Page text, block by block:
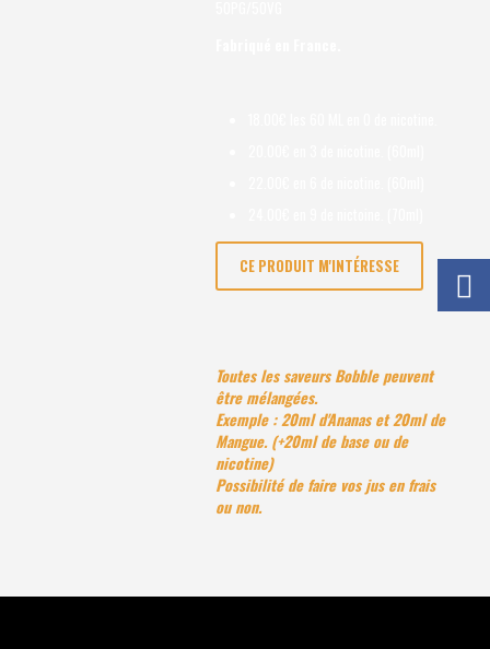
CE PRODUIT M'INTÉRESSE
Toutes les saveurs Bobble peuvent
être mélangées.
Exemple : 20ml d'Ananas et 20ml de
Mangue. (+20ml de base ou de
nicotine)
Possibilité de faire vos jus en frais
ou non.